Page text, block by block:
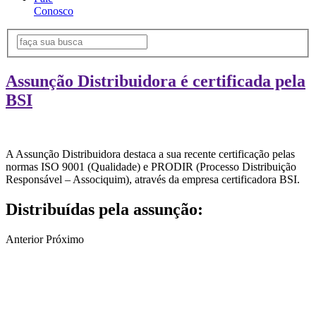
Conosco
Assunção Distribuidora é certificada pela
BSI
A Assunção Distribuidora destaca a sua recente certificação pelas
normas ISO 9001 (Qualidade) e PRODIR (Processo Distribuição
Responsável – Associquim), através da empresa certificadora BSI.
Distribuídas pela assunção:
Anterior Próximo